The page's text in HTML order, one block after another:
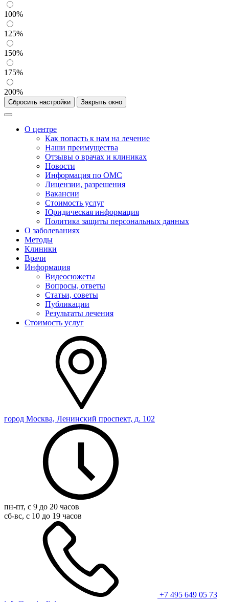
100%
125%
150%
175%
200%
Сбросить настройки Закрыть окно
О центре
Как попасть к нам на лечение
Наши преимущества
Отзывы о врачах и клиниках
Новости
Информация по ОМС
Лицензии, разрешения
Вакансии
Стоимость услуг
Юридическая информация
Политика защиты персональных данных
О заболеваниях
Методы
Клиники
Врачи
Информация
Видеосюжеты
Вопросы, ответы
Статьи, советы
Публикации
Результаты лечения
Стоимость услуг
город Москва, Ленинский проспект, д. 102
пн-пт, с 9 до 20 часов
сб-вс, с 10 до 19 часов
+7 495 649 05 73